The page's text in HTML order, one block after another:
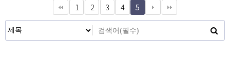
1 2 3 4 5